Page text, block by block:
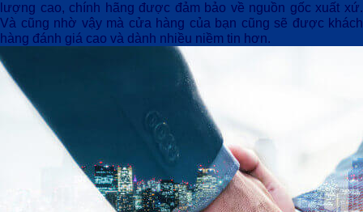
lượng cao, chính hãng được đảm bảo về nguồn gốc xuất xứ.
Và cũng nhờ vậy mà cửa hàng của bạn cũng sẽ được khách
hàng đánh giá cao và dành nhiều niềm tin hơn.